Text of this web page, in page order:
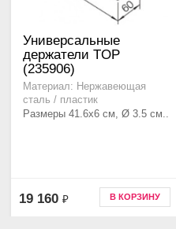
Универсальные
держатели TOP
(235906)
Материал: Нержавеющая
сталь / пластик
Размеры 41.6x6 см, Ø 3.5 см..
19 160 ₽ В КОРЗИНУ